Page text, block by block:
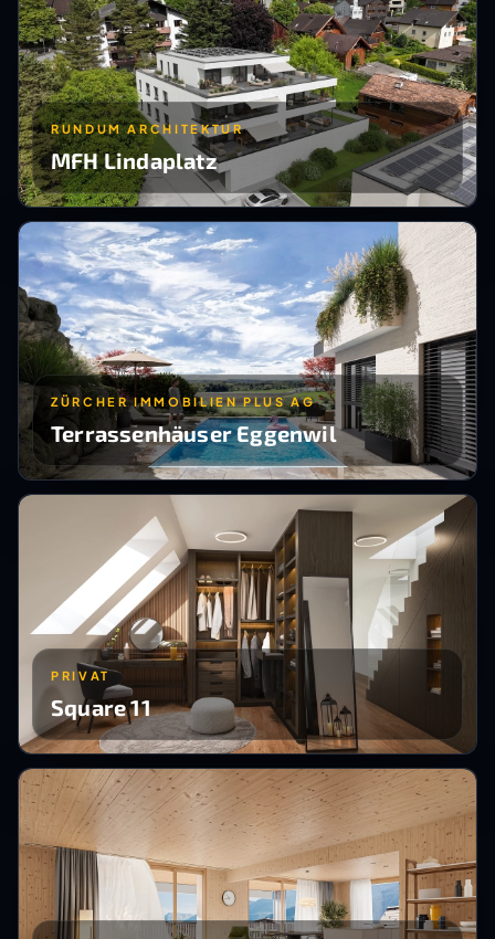
RUNDUM ARCHITEKTUR
MFH Lindaplatz
ZÜRCHER IMMOBILIEN PLUS AG
Terrassenhäuser Eggenwil
PRIVAT
Square 11